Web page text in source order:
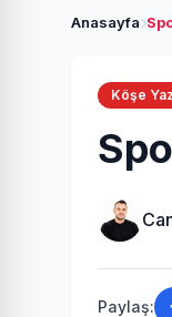
Anasayfa
Köşe
Paylaş: